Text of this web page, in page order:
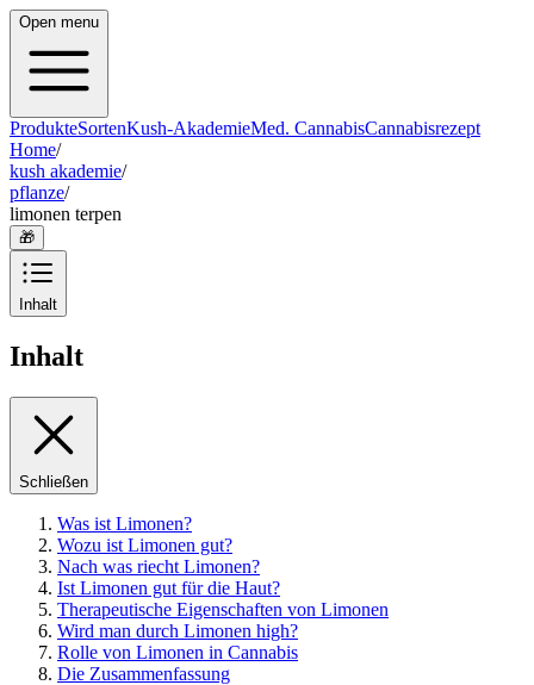
Open menu
ProdukteSortenKush-AkademieMed. CannabisCannabisrezept
Home/
kush akademie/
pflanze/
limonen terpen
🎁
Inhalt
Inhalt
Schließen
Was ist Limonen?
Wozu ist Limonen gut?
Nach was riecht Limonen?
Ist Limonen gut für die Haut?
Therapeutische Eigenschaften von Limonen
Wird man durch Limonen high?
Rolle von Limonen in Cannabis
Die Zusammenfassung